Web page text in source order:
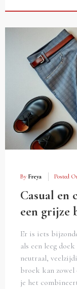
By Freya Posted
Casual en
een grijze
Er is iets
als een leeg
neutraal,
broek kan zowel
je het